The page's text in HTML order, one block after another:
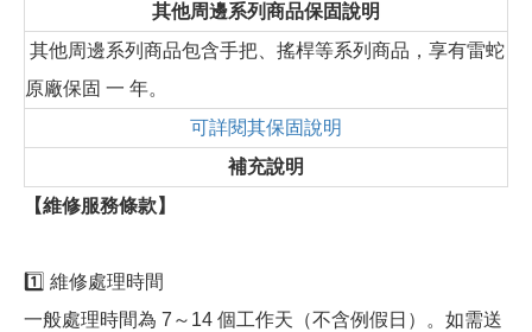
其他周邊系列商品保固說明
其他周邊系列商品包含手把、搖桿等系列商品，享有雷蛇
原廠保固 一 年。
可詳閱其保固說明
補充說明
【維修服務條款】
1️⃣ 維修處理時間
一般處理時間為 7～14 個工作天（不含例假日）。如需送